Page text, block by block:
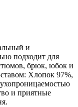
и
подходит для
брюк, юбок и
Хлопок 97%,
и приятные